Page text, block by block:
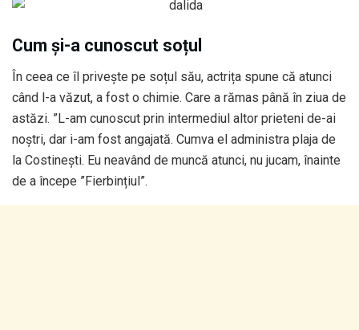
Cum și-a cunoscut soțul
În ceea ce îl privește pe soțul său, actrița spune că atunci
când l-a văzut, a fost o chimie. Care a rămas până în ziua de
astăzi. ”L-am cunoscut prin intermediul altor prieteni de-ai
noștri, dar i-am fost angajată. Cumva el administra plaja de
la Costinești. Eu neavând de muncă atunci, nu jucam, înainte
de a începe ”Fierbințiul”.